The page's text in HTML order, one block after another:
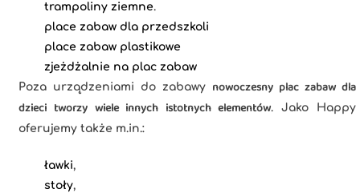
trampoliny ziemne.
place zabaw dla przedszkoli
place zabaw plastikowe
zjeżdżalnie na plac zabaw
Poza urządzeniami do zabawy nowoczesny plac zabaw dla
dzieci tworzy wiele innych istotnych elementów. Jako Happy
oferujemy także m.in.:
ławki,
stoły,